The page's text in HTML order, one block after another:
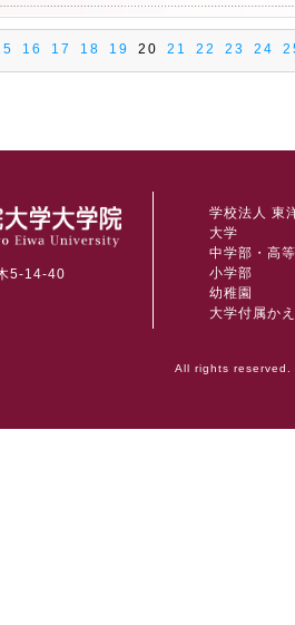
16 17 18 19 20 21 22 23 24
5-14-40
学校法人 東
大学
中学部・高
小学部
幼稚園
大学付属か
All rights reserved.